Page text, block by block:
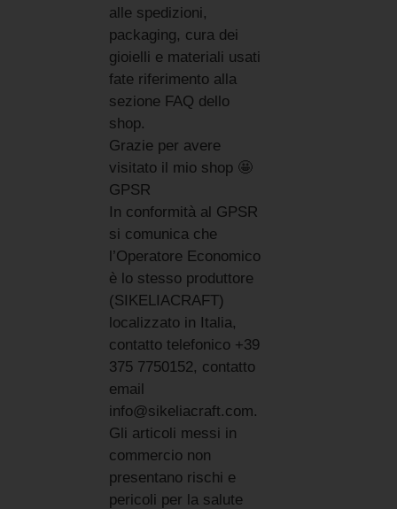
alle spedizioni,
packaging, cura dei
gioielli e materiali usati
fate riferimento alla
sezione FAQ dello
shop.
Grazie per avere
visitato il mio shop 🤩
GPSR
In conformità al GPSR
si comunica che
l’Operatore Economico
è lo stesso produttore
(SIKELIACRAFT)
localizzato in Italia,
contatto telefonico +39
375 7750152, contatto
email
info@sikeliacraft.com.
Gli articoli messi in
commercio non
presentano rischi e
pericoli per la salute